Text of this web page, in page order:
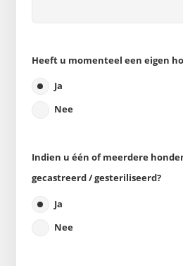
Heeft u momenteel een eigen
Ja
Nee
Indien u één of meerdere
gecastreerd / gesteriliseerd?
Ja
Nee